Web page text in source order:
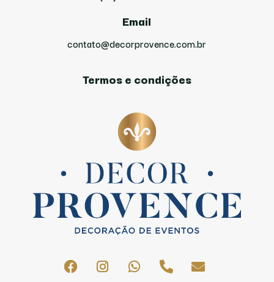
Email
contato@decorprovence.com.br
Termos e condições